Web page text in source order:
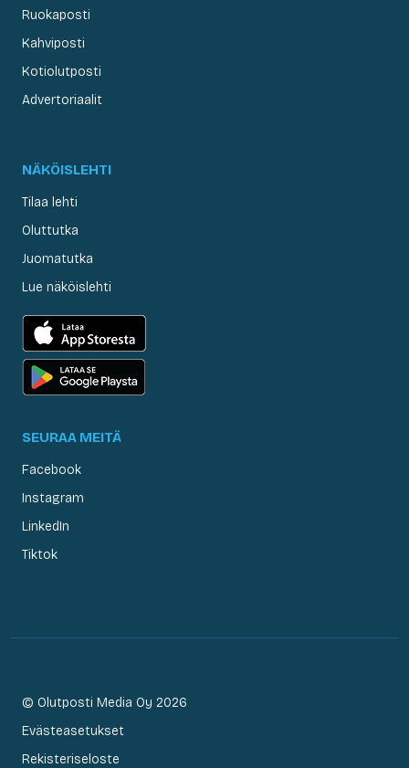
Ruokaposti
Kahviposti
Kotiolutposti
Advertoriaalit
NÄKÖISLEHTI
Tilaa lehti
Oluttutka
Juomatutka
Lue näköislehti
SEURAA MEITÄ
Facebook
Instagram
LinkedIn
Tiktok
© Olutposti Media Oy 2026
Evästeasetukset
Rekisteriseloste